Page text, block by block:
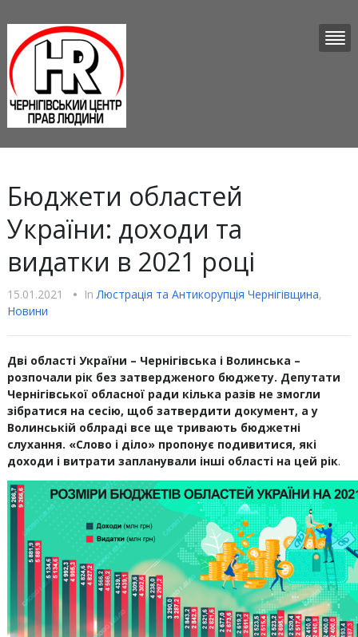
Бюджети областей
України: доходи та
видатки в 2021 році
15.01.2021 • InЛюстрацiя та Антикорупцiя Чернігівщина,
Новини
Дві області України – Чернігівська і Волинська –
розпочали рік без затвердженого бюджету. Депутати
Чернігівської обласної ради кілька разів не змогли
зібратися на сесію, щоб затвердити документ, а у
Волинській облраді все ще тривають бюджетні
слухання. «Слово і діло» пропонує подивитися, які
доходи і витрати запланували інші області на цей рік.